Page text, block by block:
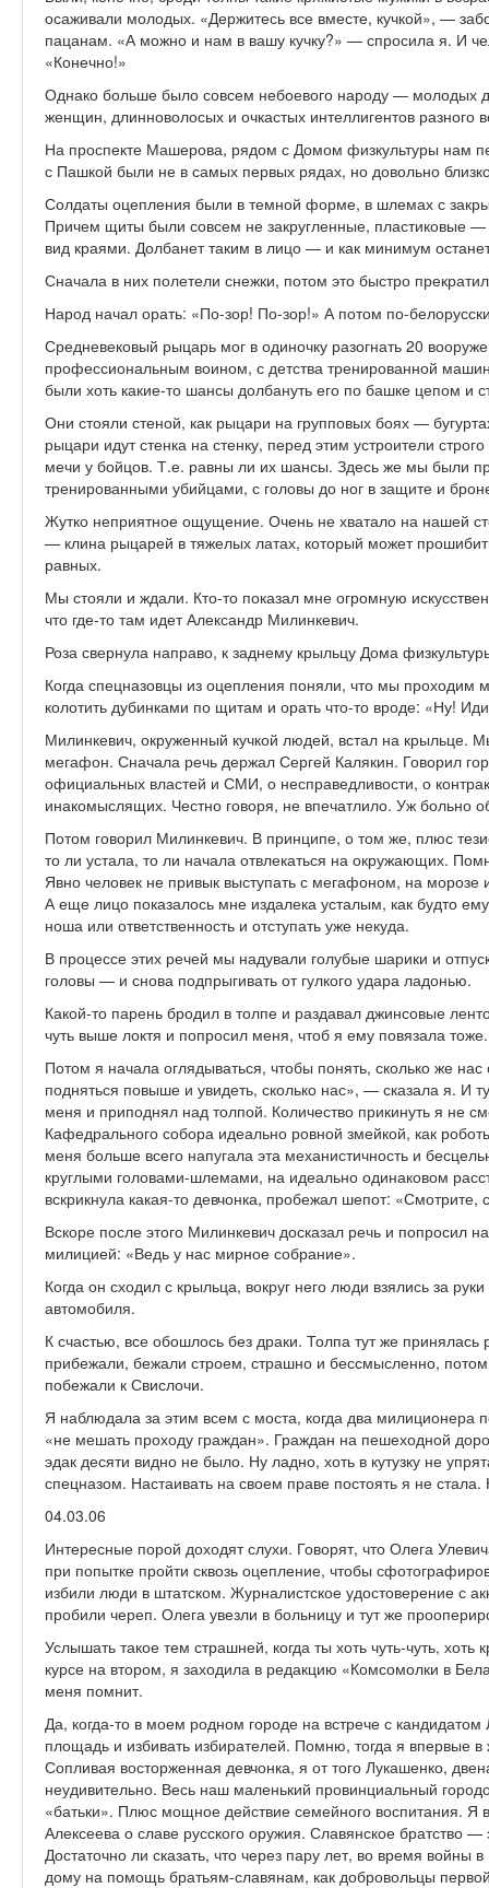
осаживали молодых. «Держитесь все вместе, кучкой», —
пацанам. «А можно и нам в вашу кучку?» — спросила я. И
«Конечно!»
Однако больше было совсем небоевого народу — молодых
женщин, длинноволосых и очкастых интеллигентов разного
На проспекте Машерова, рядом с Домом физкультуры нам
с Пашкой были не в самых первых рядах, но довольно
Солдаты оцепления были в темной форме, в шлемах с
Причем щиты были совсем не закругленные, пластиковые
вид краями. Долбанет таким в лицо — и как минимум
Сначала в них полетели снежки, потом это быстро
Народ начал орать: «По-зор! По-зор!» А потом по-
Средневековый рыцарь мог в одиночку разогнать 20
профессиональным воином, с детства тренированной
были хоть какие-то шансы долбануть его по башке цепом и
Они стояли стеной, как рыцари на групповых боях —
рыцари идут стенка на стенку, перед этим устроители
мечи у бойцов. Т.е. равны ли их шансы. Здесь же мы были
тренированными убийцами, с головы до ног в защите и
Жутко неприятное ощущение. Очень не хватало на нашей
— клина рыцарей в тяжелых латах, который может
равных.
Мы стояли и ждали. Кто-то показал мне огромную
что где-то там идет Александр Милинкевич.
Роза свернула направо, к заднему крыльцу Дома
Когда спецназовцы из оцепления поняли, что мы проходим
колотить дубинками по щитам и орать что-то вроде: «Ну!
Милинкевич, окруженный кучкой людей, встал на крыльце.
мегафон. Сначала речь держал Сергей Калякин. Говорил
официальных властей и СМИ, о несправедливости, о
инакомыслящих. Честно говоря, не впечатлило. Уж больно
Потом говорил Милинкевич. В принципе, о том же, плюс
то ли устала, то ли начала отвлекаться на окружающих.
Явно человек не привык выступать с мегафоном, на
А еще лицо показалось мне издалека усталым, как будто
ноша или ответственность и отступать уже некуда.
В процессе этих речей мы надували голубые шарики и
головы — и снова подпрыгивать от гулкого удара ладонью.
Какой-то парень бродил в толпе и раздавал джинсовые
чуть выше локтя и попросил меня, чтоб я ему повязала
Потом я начала оглядываться, чтобы понять, сколько же
подняться повыше и увидеть, сколько нас», — сказала я. И
меня и приподнял над толпой. Количество прикинуть я не
Кафедрального собора идеально ровной змейкой, как
меня больше всего напугала эта механистичность и
круглыми головами-шлемами, на идеально одинаковом
вскрикнула какая-то девчонка, пробежал шепот: «Смотрите,
Вскоре после этого Милинкевич досказал речь и попросил
милицией: «Ведь у нас мирное собрание».
Когда он сходил с крыльца, вокруг него люди взялись за
автомобиля.
К счастью, все обошлось без драки. Толпа тут же
прибежали, бежали строем, страшно и бессмысленно,
побежали к Свислочи.
Я наблюдала за этим всем с моста, когда два милиционера
«не мешать проходу граждан». Граждан на пешеходной
эдак десяти видно не было. Ну ладно, хоть в кутузку не
спецназом. Настаивать на своем праве постоять я не
04.03.06
Интересные порой доходят слухи. Говорят, что Олега
при попытке пройти сквозь оцепление, чтобы
избили люди в штатском. Журналистское удостоверение с
пробили череп. Олега увезли в больницу и тут же
Услышать такое тем страшней, когда ты хоть чуть-чуть,
курсе на втором, я заходила в редакцию «Комсомолки в
меня помнит.
Да, когда-то в моем родном городе на встрече с
площадь и избивать избирателей. Помню, тогда я впервые в
Сопливая восторженная девчонка, я от того Лукашенко,
неудивительно. Весь наш маленький провинциальный
«батьки». Плюс мощное действие семейного воспитания. Я
Алексеева о славе русского оружия. Славянское братство
Достаточно ли сказать, что через пару лет, во время войны
дому на помощь братьям-славянам, как добровольцы